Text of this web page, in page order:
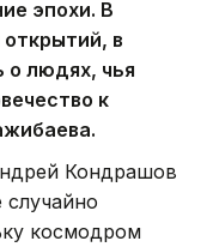
эпохи. В
в
людях, чья
к
Кондрашов
космодром